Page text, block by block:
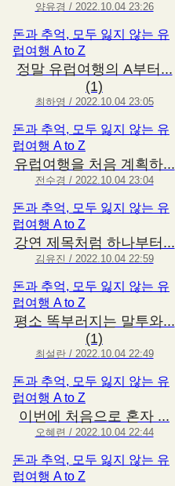
양유경 / 2022.10.04 23:26
돈과 추억, 모두 잃지 않는 유
럽여행 A to Z
정말 유럽여행의 A부터...
(1)
최하영 / 2022.10.04 23:05
돈과 추억, 모두 잃지 않는 유
럽여행 A to Z
유럽여행을 처음 계획하...
전수경 / 2022.10.04 23:04
돈과 추억, 모두 잃지 않는 유
럽여행 A to Z
강연 제목처럼 하나부터...
김유진 / 2022.10.04 22:59
돈과 추억, 모두 잃지 않는 유
럽여행 A to Z
평소 똑부러지는 말투와...
(1)
최설란 / 2022.10.04 22:49
돈과 추억, 모두 잃지 않는 유
럽여행 A to Z
이번에 처음으로 혼자 ...
오혜련 / 2022.10.04 22:44
돈과 추억, 모두 잃지 않는 유
럽여행 A to Z